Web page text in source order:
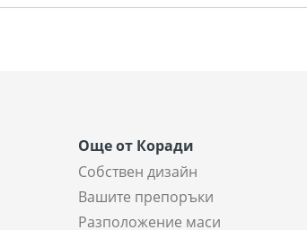
Още от Коради
Собствен дизайн
Вашите препоръки
Разположение маси